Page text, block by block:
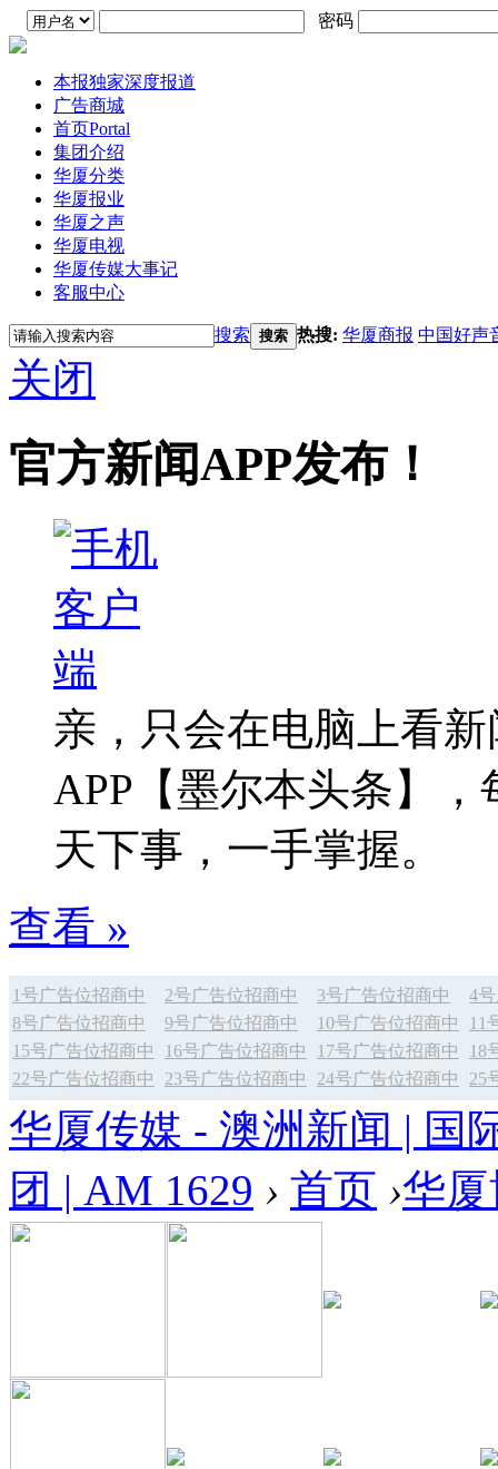
密码
本报独家深度报道
广告商城
首页Portal
集团介绍
华厦分类
华厦报业
华厦之声
华厦电视
华厦传媒大事记
客服中心
搜索 搜索 热搜: 华厦商报 中国好声
关闭
官方新闻APP发布！
亲，只会在电脑上看
APP【墨尔本头条】
天下事，一手掌握。
查看 »
1号广告位招商中 2号广告位招商中 3号广告位招商中
4
8号广告位招商中
9号广告位招商中 10号广告位招商中
11
15号广告位招商中
16号广告位招商中 17号广告位招商中
18
22号广告位招商中
23号广告位招商中 24号广告位招商中 25
华厦传媒 - 澳洲新闻 | 国
团 | AM 1629 › 首页 ›华